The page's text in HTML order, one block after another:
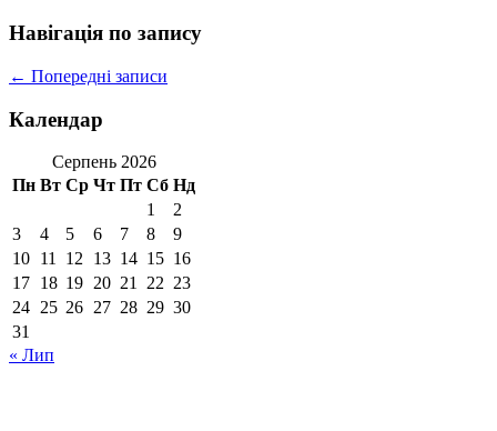
Навігація по запису
← Попередні записи
Календар
Серпень 2026
Пн Вт Ср Чт Пт Сб Нд
1
2
3
4 5 6 7 8
9
10 11 12 13 14 15 16
17 18 19 20 21 22 23
24 25 26 27 28 29 30
31
« Лип